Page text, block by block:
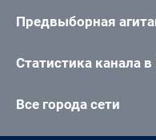
Предвыборная
Статистика канала в
Все города сети